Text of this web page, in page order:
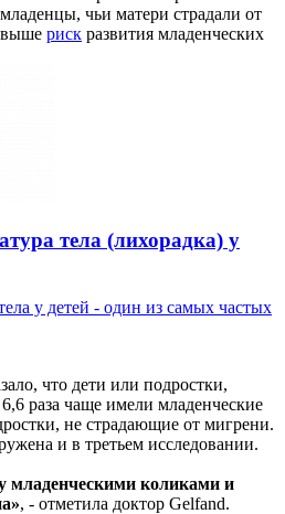
чьи матери страдали от
выше риск развития младенческих
тела (лихорадка) у
у детей - один из самых частых
что дети или подростки,
раза чаще имели младенческие
не страдающие от мигрени.
и в третьем исследовании.
младенческими коликами и
, - отметила доктор Gelfand.